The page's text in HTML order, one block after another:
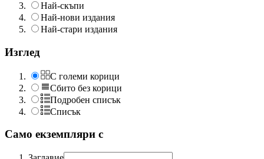
Най-скъпи
Най-нови издания
Най-стари издания
Изглед
С големи корици
Сбито без корици
Подробен списък
Списък
Само екземпляри с